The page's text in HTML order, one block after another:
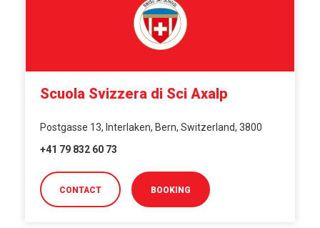
Scuola Svizzera di Sci Axalp
Postgasse 13, Interlaken, Bern, Switzerland, 3800
+41 79 832 60 73
CONTACT BOOKING